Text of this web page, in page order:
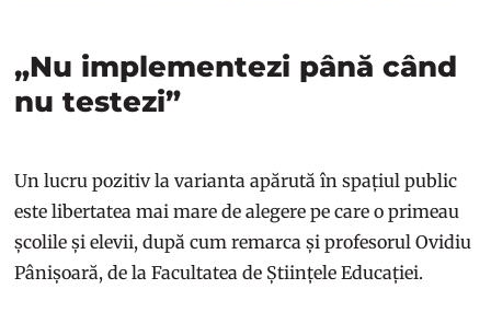
„Nu implementezi până când
nu testezi”
Un lucru pozitiv la varianta apărută în spațiul public
este libertatea mai mare de alegere pe care o primeau
școlile și elevii, după cum remarca și profesorul Ovidiu
Pânișoară, de la Facultatea de Științele Educației.